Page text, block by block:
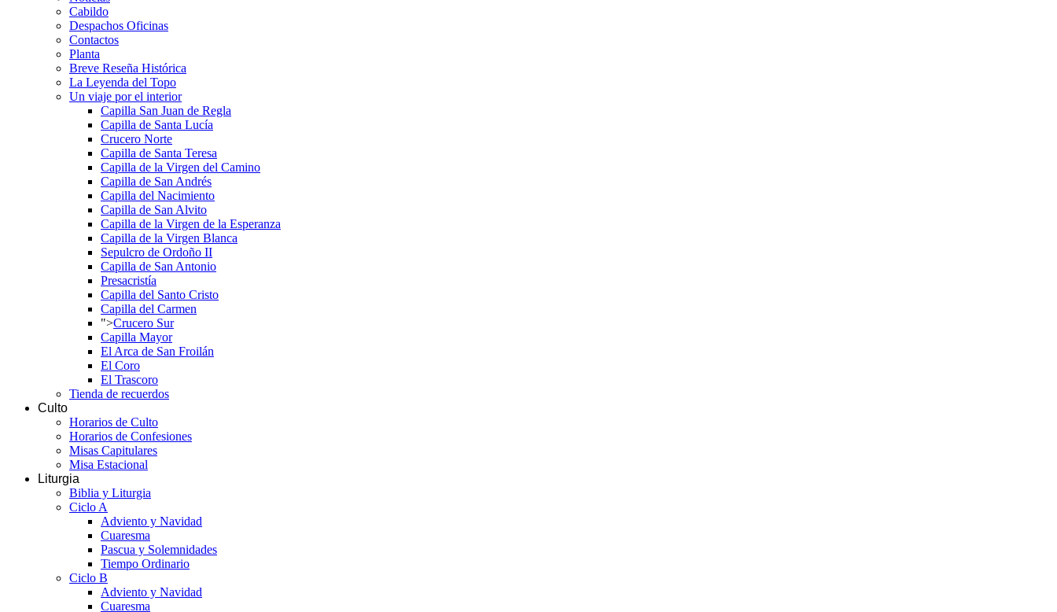
Cabildo
Despachos Oficinas
Contactos
Planta
Breve Reseña Histórica
La Leyenda del Topo
Un viaje por el interior
Capilla San Juan de Regla
Capilla de Santa Lucía
Crucero Norte
Capilla de Santa Teresa
Capilla de la Virgen del Camino
Capilla de San Andrés
Capilla del Nacimiento
Capilla de San Alvito
Capilla de la Virgen de la Esperanza
Capilla de la Virgen Blanca
Sepulcro de Ordoño II
Capilla de San Antonio
Presacristía
Capilla del Santo Cristo
Capilla del Carmen
">Crucero Sur
Capilla Mayor
El Arca de San Froilán
El Coro
El Trascoro
Tienda de recuerdos
Culto
Horarios de Culto
Horarios de Confesiones
Misas Capitulares
Misa Estacional
Liturgia
Biblia y Liturgia
Ciclo A
Adviento y Navidad
Cuaresma
Pascua y Solemnidades
Tiempo Ordinario
Ciclo B
Adviento y Navidad
Cuaresma